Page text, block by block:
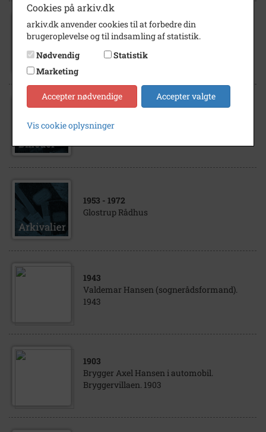
1970
1950- 1954
Glostrup Sogneråd (1950-1954) Glostrup
1953 - 1972
Glostrup Rådhus
1943
Valdemar Hansen (sognerådsformand).
1943
1903
Brygger Axel Hansen i automobil.
Bryggervillaen. 1903
Cookies på arkiv.dk
arkiv.dk anvender cookies til at forbedre din
brugeroplevelse og til indsamling af statistik.
Nødvendig
Statistik
Marketing
Accepter nødvendige Accepter valgte
Vis cookie oplysninger